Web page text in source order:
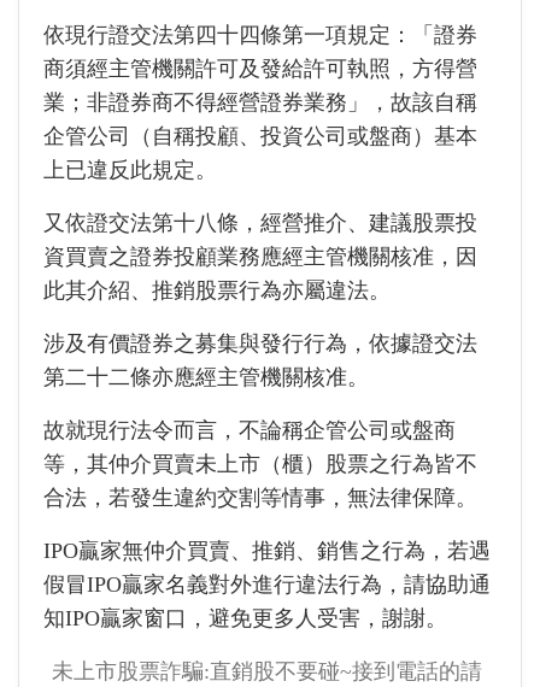
依現行證交法第四十四條第一項規定：「證券
商須經主管機關許可及發給許可執照，方得營
業；非證券商不得經營證券業務」，故該自稱
企管公司（自稱投顧、投資公司或盤商）基本
上已違反此規定。
又依證交法第十八條，經營推介、建議股票投
資買賣之證券投顧業務應經主管機關核准，因
此其介紹、推銷股票行為亦屬違法。
涉及有價證券之募集與發行行為，依據證交法
第二十二條亦應經主管機關核准。
故就現行法令而言，不論稱企管公司或盤商
等，其仲介買賣未上市（櫃）股票之行為皆不
合法，若發生違約交割等情事，無法律保障。
IPO贏家無仲介買賣、推銷、銷售之行為，若遇
假冒IPO贏家名義對外進行違法行為，請協助通
知IPO贏家窗口，避免更多人受害，謝謝。
未上市股票詐騙:直銷股不要碰~接到電話的請